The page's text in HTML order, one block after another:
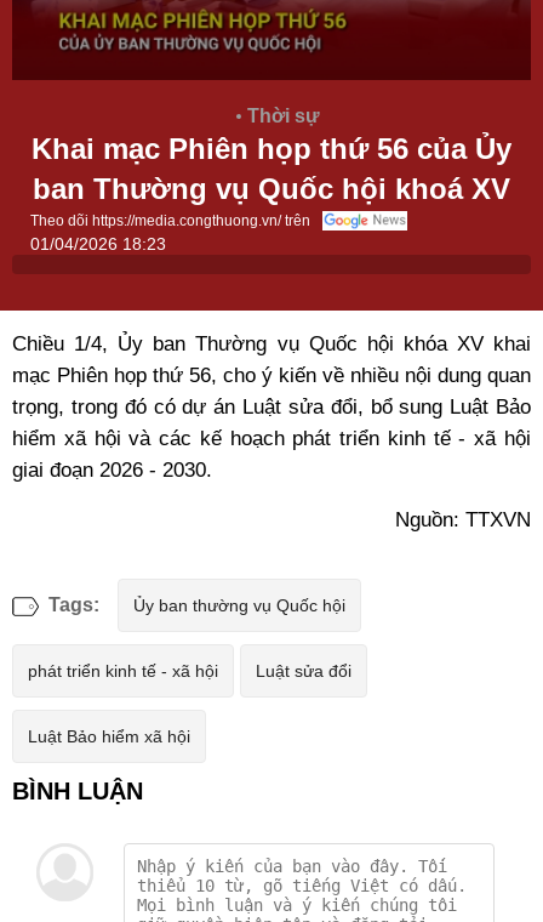
Thời sự
Khai mạc Phiên họp thứ 56 của Ủy
ban Thường vụ Quốc hội khoá XV
Theo dõi https://media.congthuong.vn/ trên
01/04/2026 18:23
Chiều 1/4, Ủy ban Thường vụ Quốc hội khóa XV khai
mạc Phiên họp thứ 56, cho ý kiến về nhiều nội dung quan
trọng, trong đó có dự án Luật sửa đổi, bổ sung Luật Bảo
hiểm xã hội và các kế hoạch phát triển kinh tế - xã hội
giai đoạn 2026 - 2030.
Nguồn: TTXVN
Tags: Ủy ban thường vụ Quốc hội
phát triển kinh tế - xã hội Luật sửa đổi
Luật Bảo hiểm xã hội